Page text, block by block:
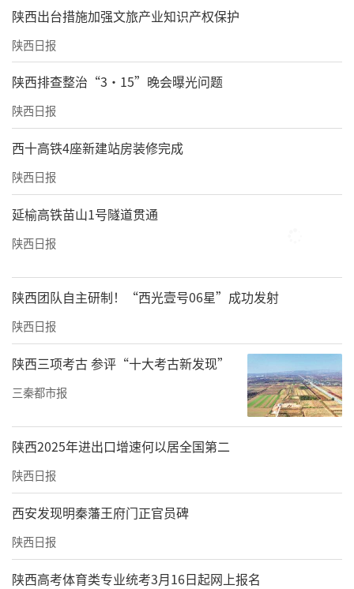
​陕西出台措施加强文旅产业知识产权保护
陕西日报
陕西排查整治“3·15”晚会曝光问题
陕西日报
西十高铁4座新建站房装修完成
陕西日报
延榆高铁苗山1号隧道贯通
陕西日报
陕西团队自主研制！“西光壹号06星”成功发射
陕西日报
陕西三项考古 参评“十大考古新发现”
三秦都市报
陕西2025年进出口增速何以居全国第二
陕西日报
西安发现明秦藩王府门正官员碑
陕西日报
陕西高考体育类专业统考3月16日起网上报名